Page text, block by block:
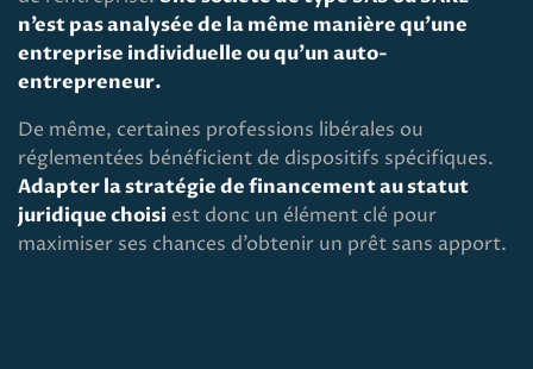
n’est pas analysée de la même manière qu’une
entreprise individuelle ou qu’un auto-
entrepreneur.
De même, certaines professions libérales ou
réglementées bénéficient de dispositifs spécifiques.
Adapter la stratégie de financement au statut
juridique choisi est donc un élément clé pour
maximiser ses chances d’obtenir un prêt sans apport.